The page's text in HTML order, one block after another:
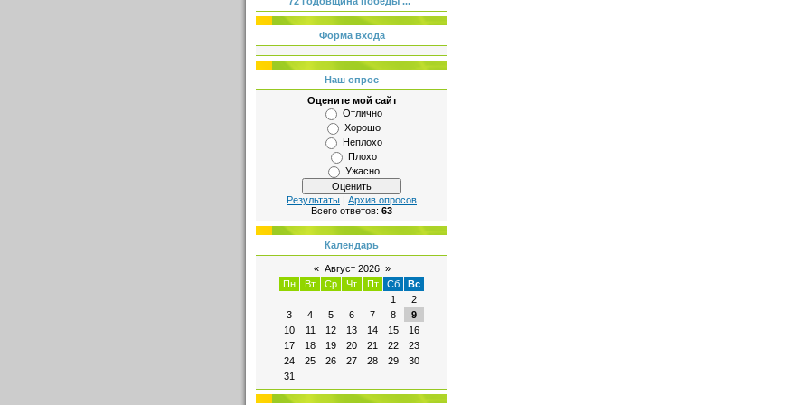
Форма входа
Наш опрос
Оцените мой сайт
Отлично
Хорошо
Неплохо
Плохо
Ужасно
Результаты | Архив опросов
Всего ответов: 63
Календарь
« Август 2026 »
Пн
Вт Ср Чт Пт Сб
Вс
1
2
3
4 5 6 7 8
9
10
11 12 13 14 15
16
17
18 19 20 21 22
23
24
25 26 27 28 29
30
31